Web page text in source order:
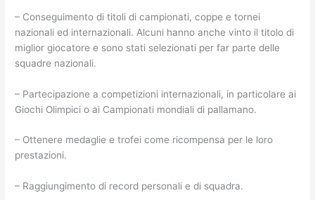
– Conseguimento di titoli di campionati, coppe e tornei
nazionali ed internazionali. Alcuni hanno anche vinto il titolo di
miglior giocatore e sono stati selezionati per far parte delle
squadre nazionali.
– Partecipazione a competizioni internazionali, in particolare ai
Giochi Olimpici o ai Campionati mondiali di pallamano.
– Ottenere medaglie e trofei come ricompensa per le loro
prestazioni.
– Raggiungimento di record personali e di squadra.